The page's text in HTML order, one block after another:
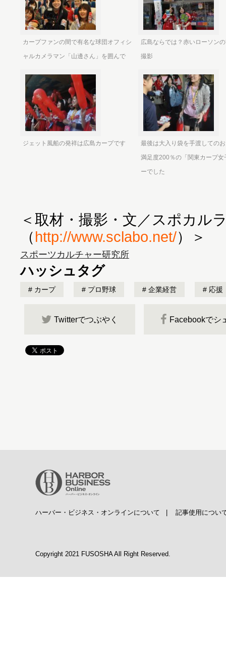
カープファンの間で有名な球団オフィシ
ャルカメラマン「山邊さん」を囲んで
広島ならでは？赤いローソン
撮影
ジェット風船の発祥は広島カープです
最後は大入り袋を手渡しての
満足度200％の「関東カープ女
ーでした
＜取材・撮影・文／スポカル
（http://www.sclabo.net/）＞
スポーツカルチャー研究所
ハッシュタグ
カープ プロ野球 企業経営 応援
Twitterでつぶやく Facebookでシ
ハーバー・ビジネス・オンラインについて 記事使用につい
Copyright 2021 FUSOSHA All Right Reserved.